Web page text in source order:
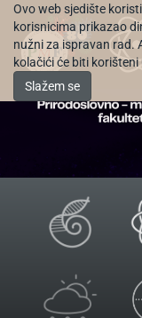
Ovo web sjedište
korisnicima prikazao
nužni za ispravan rad.
kolačići će biti
Slažem se